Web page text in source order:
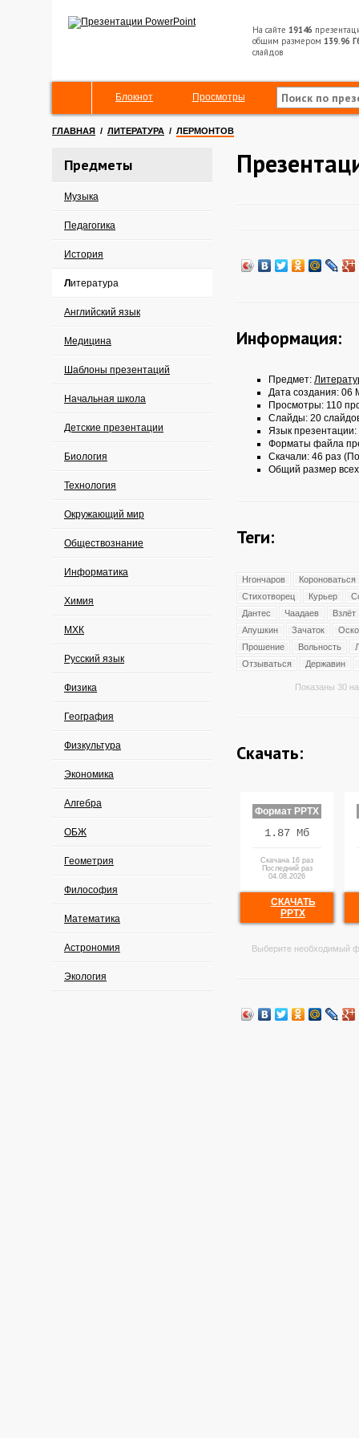
На сайте 19146
общим размером 139.96
слайдов
Блокнот Просмотры
ГЛАВНАЯ / ЛИТЕРАТУРА / ЛЕРМОНТОВ
Предметы
Музыка
Педагогика
История
Литература
Английский язык
Медицина
Шаблоны презентаций
Начальная школа
Детские презентации
Биология
Технология
Окружающий мир
Обществознание
Информатика
Химия
МХК
Русский язык
Физика
География
Физкультура
Экономика
Алгебра
ОБЖ
Геометрия
Философия
Математика
Астрономия
Экология
Информация:
Предмет:
Дата создания: 06
Просмотры: 110
Слайды: 20
Язык презентации:
Форматы файла
Скачали: 46 раз
Общий размер
Теги:
Нгончаров
Короноваться
Стихотворец
Курьер
Дантес
Чаадаев
Взлёт
Апушкин
Зачаток
Прошение
Вольность
Отзываться
Державин
Показаны 30
Скачать:
Формат PPTX
1.87 Мб
Скачана 16 раз
Последний раз
04.08.2026
СКАЧАТЬ
PPTX
Выберите необходимый